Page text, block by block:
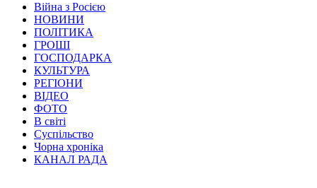
Війна з Росією
НОВИНИ
ПОЛІТИКА
ГРОШІ
ГОСПОДАРКА
КУЛЬТУРА
РЕГІОНИ
ВІДЕО
ФОТО
В світі
Суспільство
Чорна хроніка
КАНАЛ РАДА